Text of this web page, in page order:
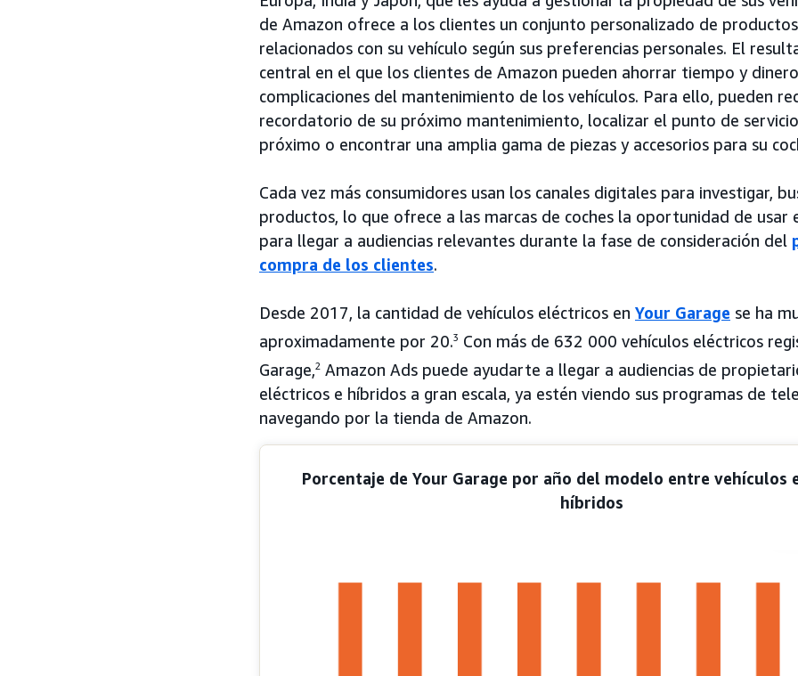
de Amazon ofrece a los clientes un conjunto personalizado de
relacionados con su vehículo según sus preferencias personales. El
central en el que los clientes de Amazon pueden ahorrar tiempo y
complicaciones del mantenimiento de los vehículos. Para ello, pueden
recordatorio de su próximo mantenimiento, localizar el punto de
próximo o encontrar una amplia gama de piezas y accesorios para su
Cada vez más consumidores usan los canales digitales para investigar,
productos, lo que ofrece a las marcas de coches la oportunidad de
para llegar a audiencias relevantes durante la fase de consideración del
compra de los clientes.
Desde 2017, la cantidad de vehículos eléctricos en Your Garage se ha
aproximadamente por 20.3 Con más de 632 000 vehículos eléctricos
Garage,2 Amazon Ads puede ayudarte a llegar a audiencias de
eléctricos e híbridos a gran escala, ya estén viendo sus programas de
navegando por la tienda de Amazon.
Porcentaje de Your Garage por año del modelo entre vehículos
híbridos